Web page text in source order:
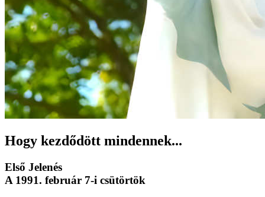
Hogy kezdődött mindennek...
Első Jelenés
A 1991. február 7-i csütörtök